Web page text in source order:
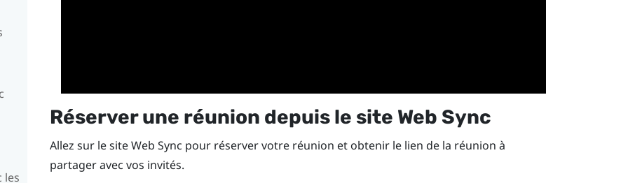
les
Réserver une réunion depuis le site Web Sync
Allez sur le site Web Sync pour réserver votre réunion et obtenir le lien de la réunion à
partager avec vos invités.